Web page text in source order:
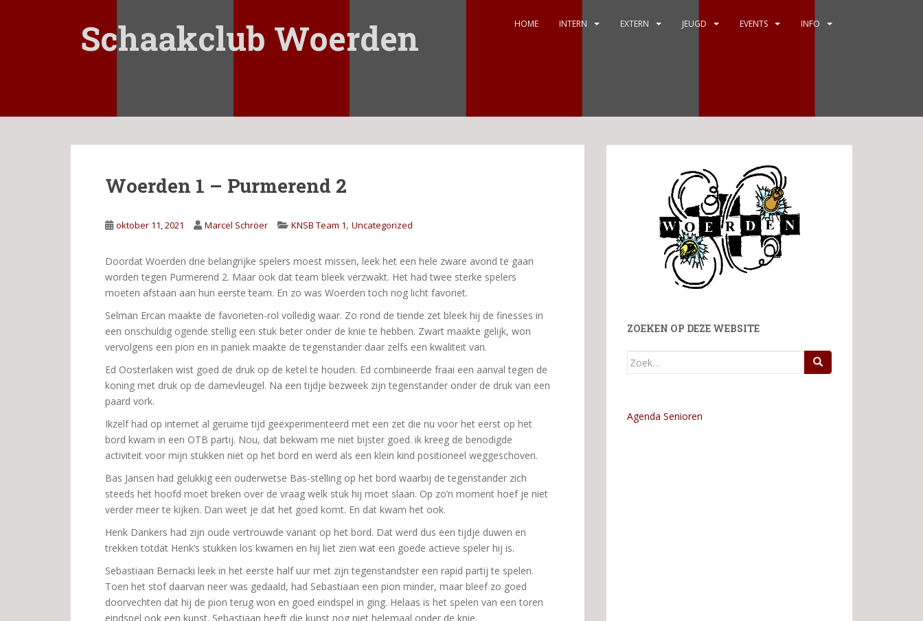
a
Schaakclub Woerden HOME INTERN EXTERN JEUGD EVENTS INFO
Woerden 1 – Purmerend 2
oktober 11, 2021 Marcel Schröer KNSB Team 1, Uncategorized
Doordat Woerden drie belangrijke spelers moest missen, leek het een hele zware avond te gaan
worden tegen Purmerend 2. Maar ook dat team bleek verzwakt. Het had twee sterke spelers
moeten afstaan aan hun eerste team. En zo was Woerden toch nog licht favoriet.
Selman Ercan maakte de favorieten-rol volledig waar. Zo rond de tiende zet bleek hij de finesses in
een onschuldig ogende stellig een stuk beter onder de knie te hebben. Zwart maakte gelijk, won
vervolgens een pion en in paniek maakte de tegenstander daar zelfs een kwaliteit van.
Ed Oosterlaken wist goed de druk op de ketel te houden. Ed combineerde fraai een aanval tegen de
koning met druk op de damevleugel. Na een tijdje bezweek zijn tegenstander onder de druk van een
paard vork.
Ikzelf had op internet al geruime tijd geëxperimenteerd met een zet die nu voor het eerst op het
bord kwam in een OTB partij. Nou, dat bekwam me niet bijster goed. ik kreeg de benodigde
activiteit voor mijn stukken niet op het bord en werd als een klein kind positioneel weggeschoven.
Bas Jansen had gelukkig een ouderwetse Bas-stelling op het bord waarbij de tegenstander zich
steeds het hoofd moet breken over de vraag welk stuk hij moet slaan. Op zo’n moment hoef je niet
verder meer te kijken. Dan weet je dat het goed komt. En dat kwam het ook.
Henk Dankers had zijn oude vertrouwde variant op het bord. Dat werd dus een tijdje duwen en
trekken totdat Henk’s stukken los kwamen en hij liet zien wat een goede actieve speler hij is.
Sebastiaan Bernacki leek in het eerste half uur met zijn tegenstandster een rapid partij te spelen.
Toen het stof daarvan neer was gedaald, had Sebastiaan een pion minder, maar bleef zo goed
doorvechten dat hij de pion terug won en goed eindspel in ging. Helaas is het spelen van een toren
eindspel ook een kunst. Sebastiaan heeft die kunst nog niet helemaal onder de knie.
ZOEKEN OP DEZE WEBSITE
Zoek
Agenda Senioren